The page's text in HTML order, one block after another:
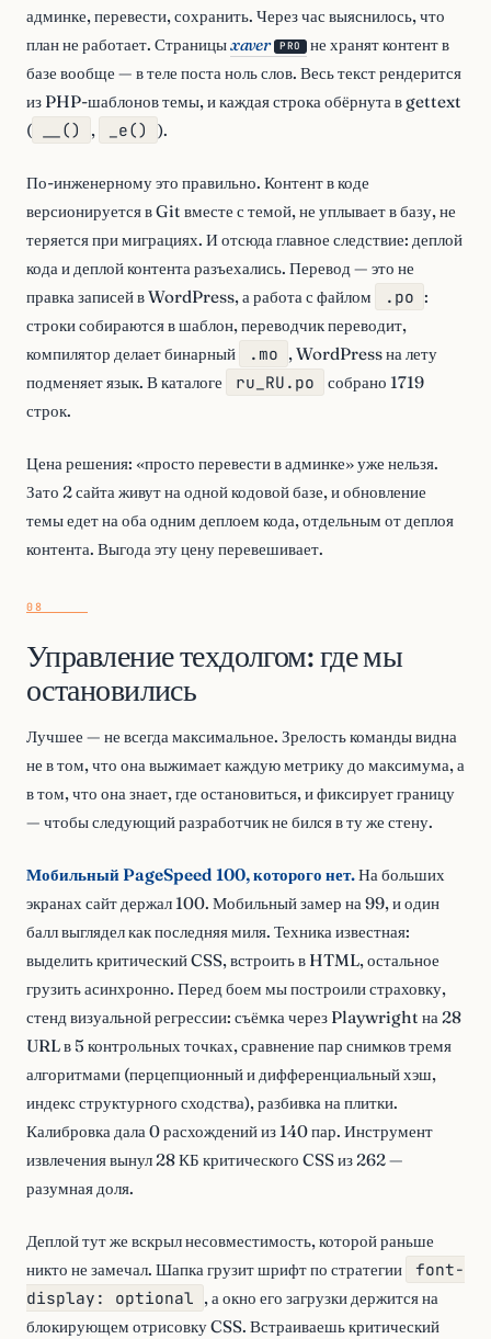
админке, перевести, сохранить. Через час выяснилось, что
план не работает. Страницыxaver PRO не хранят контент в
базе вообще — в теле поста ноль слов. Весь текст рендерится
из PHP-шаблонов темы, и каждая строка обёрнута в gettext
(
__() , _e() ).
По-инженерному это правильно. Контент в коде
версионируется в Git вместе с темой, не уплывает в базу, не
теряется при миграциях. И отсюда главное следствие: деплой
кода и деплой контента разъехались. Перевод — это не
правка записей в WordPress, а работа с файлом
.po :
строки собираются в шаблон, переводчик переводит,
компилятор делает бинарный
.mo , WordPress на лету
подменяет язык. В каталоге
ru_RU.po
собрано 1719
строк.
Цена решения: «просто перевести в админке» уже нельзя.
Зато 2 сайта живут на одной кодовой базе, и обновление
темы едет на оба одним деплоем кода, отдельным от деплоя
контента. Выгода эту цену перевешивает.
Управление техдолгом: где мы
остановились
Лучшее — не всегда максимальное. Зрелость команды видна
не в том, что она выжимает каждую метрику до максимума, а
в том, что она знает, где остановиться, и фиксирует границу
— чтобы следующий разработчик не бился в ту же стену.
Мобильный PageSpeed 100, которого нет.На больших
экранах сайт держал 100. Мобильный замер на 99, и один
балл выглядел как последняя миля. Техника известная:
выделить критический CSS, встроить в HTML, остальное
грузить асинхронно. Перед боем мы построили страховку,
стенд визуальной регрессии: съёмка через Playwright на 28
URL в 5 контрольных точках, сравнение пар снимков тремя
алгоритмами (перцепционный и дифференциальный хэш,
индекс структурного сходства), разбивка на плитки.
Калибровка дала 0 расхождений из 140 пар. Инструмент
извлечения вынул 28 КБ критического CSS из 262 —
разумная доля.
Деплой тут же вскрыл несовместимость, которой раньше
никто не замечал. Шапка грузит шрифт по стратегии
font-
display: optional , а окно его загрузки держится на
блокирующем отрисовку CSS. Встраиваешь критический